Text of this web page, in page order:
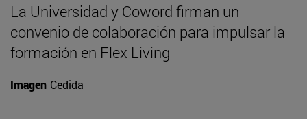
La Universidad y Coword firman un
convenio de colaboración para impulsar la
formación en Flex Living
Imagen Cedida